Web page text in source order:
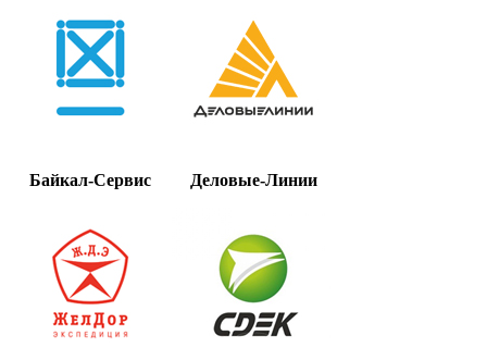
Байкал-Сервис Деловые-Линии